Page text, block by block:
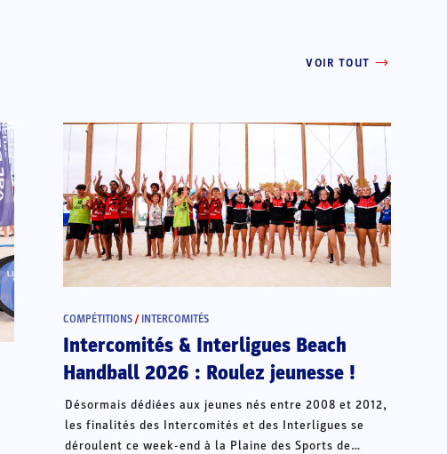
VOIR TOUT
COMPÉTITIONS / INTERCOMITÉS
Intercomités & Interligues Beach
Handball 2026 : Roulez jeunesse !
Désormais dédiées aux jeunes nés entre 2008 et 2012,
les finalités des Intercomités et des Interligues se
déroulent ce week-end à la Plaine des Sports de